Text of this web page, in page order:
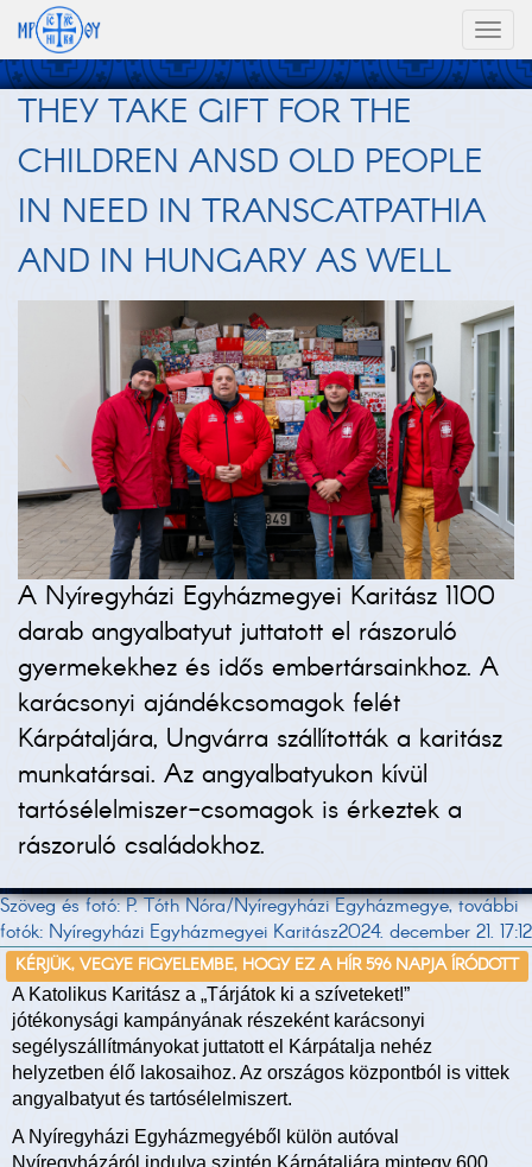
THEY TAKE GIFT FOR THE
CHILDREN ANSD OLD PEOPLE
IN NEED IN TRANSCATPATHIA
AND IN HUNGARY AS WELL
A Nyíregyházi Egyházmegyei Karitász 1100
darab angyalbatyut juttatott el rászoruló
gyermekekhez és idős embertársainkhoz. A
karácsonyi ajándékcsomagok felét
Kárpátaljára, Ungvárra szállították a karitász
munkatársai. Az angyalbatyukon kívül
tartósélelmiszer-csomagok is érkeztek a
rászoruló családokhoz.
Szöveg és fotó: P. Tóth Nóra/Nyíregyházi Egyházmegye, további
fotók: Nyíregyházi Egyházmegyei Karitász2024. december 21. 17:12
KÉRJÜK, VEGYE FIGYELEMBE, HOGY EZ A HÍR 596 NAPJA ÍRÓDOTT
A Katolikus Karitász a „Tárjátok ki a szíveteket!”
jótékonysági kampányának részeként karácsonyi
segélyszállítmányokat juttatott el Kárpátalja nehéz
helyzetben élő lakosaihoz. Az országos központból is vittek
angyalbatyut és tartósélelmiszert.
A Nyíregyházi Egyházmegyéből külön autóval